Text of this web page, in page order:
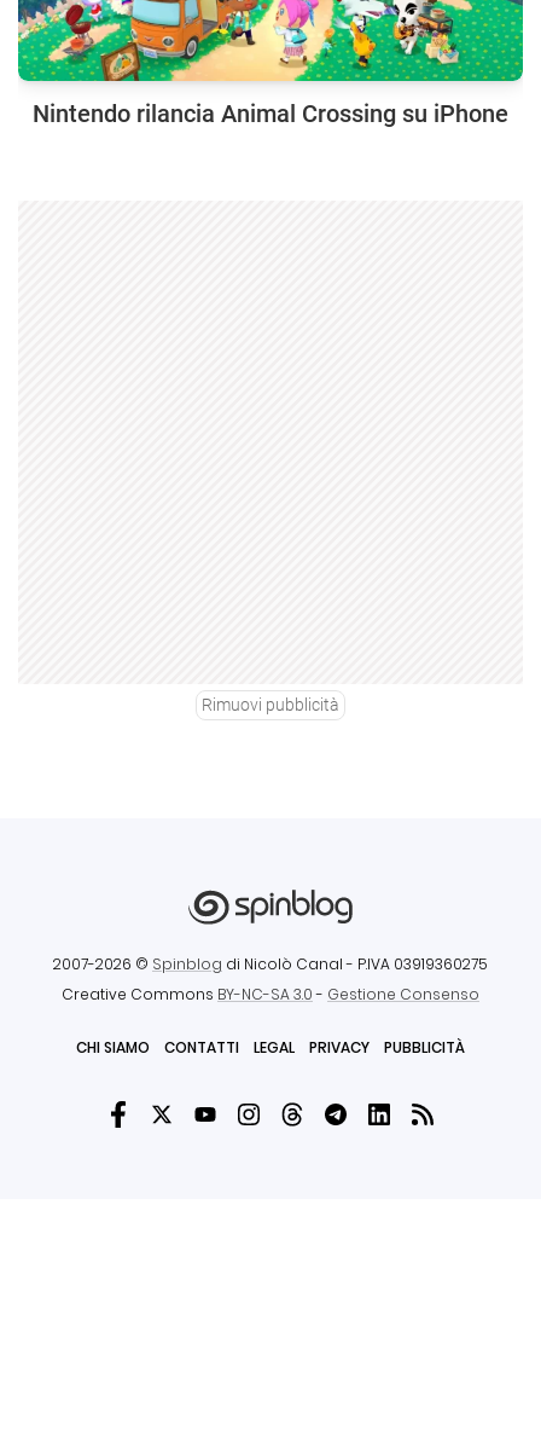
Nintendo rilancia Animal Crossing su iPhone
Rimuovi pubblicità
2007-2026 © Spinblog di Nicolò Canal - P.IVA 03919360275
Creative Commons BY-NC-SA 3.0- Gestione Consenso
CHI SIAMO CONTATTI LEGAL PRIVACY PUBBLICITÀ